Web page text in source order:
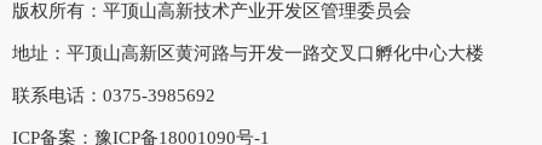
版权所有：平顶山高新技术产业开发区管理委员会
地址：平顶山高新区黄河路与开发一路交叉口孵化中心大楼
联系电话：0375-3985692
ICP备案： 豫ICP备18001090号-1